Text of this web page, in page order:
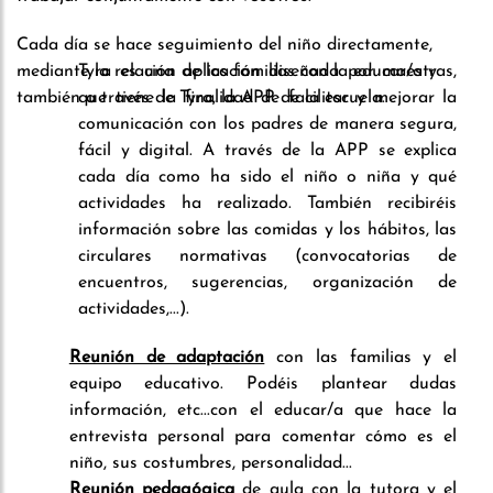
Cada día se hace seguimiento del niño directamente,
mediante la relación de las familias con la educar/a y
también a través de Tyra, la APP de la escuela.
Tyra es una aplicación diseñada por maestras,
que tiene la finalidad de facilitar y mejorar la
comunicación con los padres de manera segura,
fácil y digital. A través de la APP se explica
cada día como ha sido el niño o niña y qué
actividades ha realizado. También recibiréis
información sobre las comidas y los hábitos, las
circulares normativas (convocatorias de
encuentros, sugerencias, organización de
actividades,...).
Reunión de adaptación con las familias y el
equipo educativo. Podéis plantear dudas
información, etc...con el educar/a que hace la
entrevista personal para comentar cómo es el
niño, sus costumbres, personalidad...